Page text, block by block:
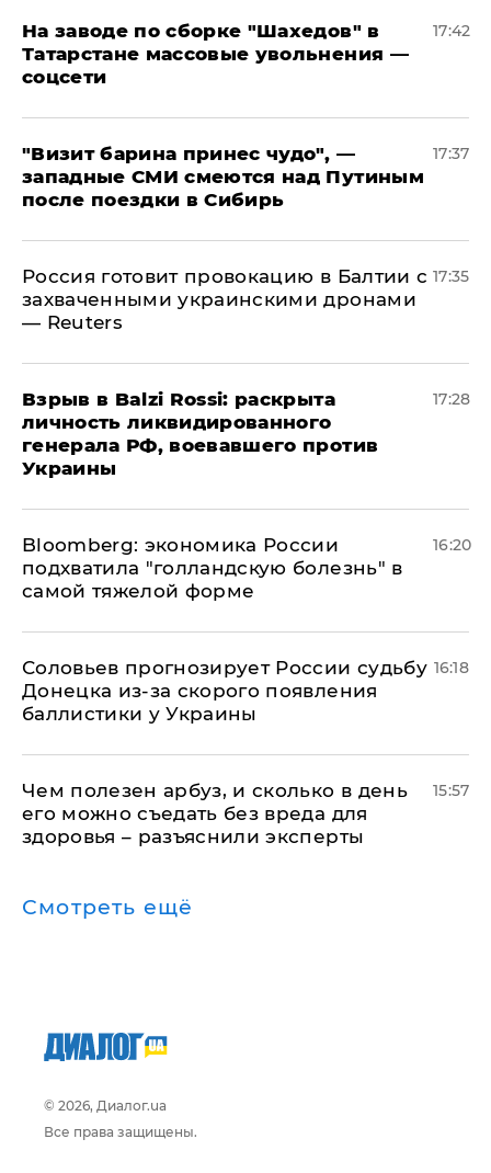
На заводе по сборке "Шахедов" в
Татарстане массовые увольнения —
соцсети
17:42
"Визит барина принес чудо", —
западные СМИ смеются над Путиным
после поездки в Сибирь
17:37
​Россия готовит провокацию в Балтии с
захваченными украинскими дронами
— Reuters
17:35
​Взрыв в Balzi Rossi: раскрыта
личность ликвидированного
генерала РФ, воевавшего против
Украины
17:28
Bloomberg: экономика России
подхватила "голландскую болезнь" в
самой тяжелой форме
16:20
Соловьев прогнозирует России судьбу
Донецка из-за скорого появления
баллистики у Украины
16:18
Чем полезен арбуз, и сколько в день
его можно съедать без вреда для
здоровья – разъяснили эксперты
15:57
Смотреть ещё
© 2026, Диалог.ua
Все права защищены.